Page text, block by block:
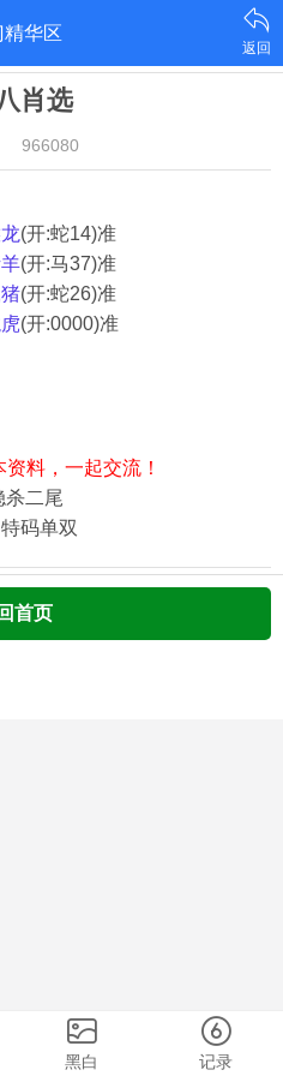
精华区
返回
肖选
966080
(开:蛇14)准
(开:马37)准
(开:蛇26)准
(开:0000)准
料，一起交流！
杀二尾
码单双
首页
黑白 记录